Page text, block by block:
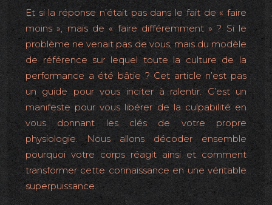
Et si la réponse n’était pas dans le fait de « faire
moins », mais de « faire différemment » ? Si le
problème ne venait pas de vous, mais du modèle
de référence sur lequel toute la culture de la
performance a été bâtie ? Cet article n’est pas
un guide pour vous inciter à ralentir. C’est un
manifeste pour vous libérer de la culpabilité en
vous donnant les clés de votre propre
physiologie. Nous allons décoder ensemble
pourquoi votre corps réagit ainsi et comment
transformer cette connaissance en une véritable
superpuissance.